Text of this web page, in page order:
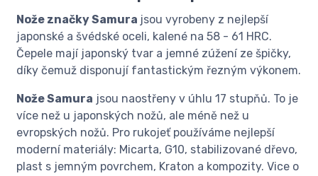
Nože značky Samura jsou vyrobeny z nejlepší
japonské a švédské oceli, kalené na 58 - 61 HRC.
Čepele mají japonský tvar a jemné zúžení ze špičky,
díky čemuž disponují fantastickým řezným výkonem.
Nože Samura jsou naostřeny v úhlu 17 stupňů. To je
více než u japonských nožů, ale méně než u
evropských nožů. Pro rukojeť používáme nejlepší
moderní materiály: Micarta, G10, stabilizované dřevo,
plast s jemným povrchem, Kraton a kompozity. Vice o